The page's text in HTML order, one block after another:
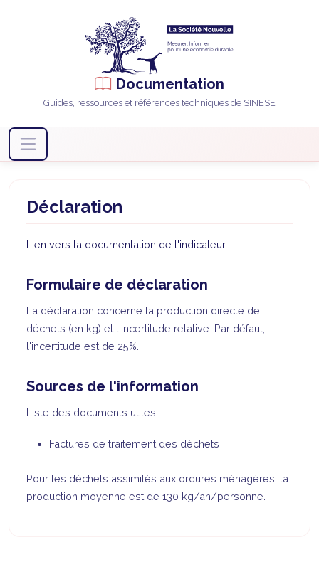
Documentation
Guides, ressources et références techniques de SINESE
Déclaration
Lien vers la documentation de l'indicateur
Formulaire de déclaration
La déclaration concerne la production directe de
déchets (en kg) et l'incertitude relative. Par défaut,
l'incertitude est de 25%.
Sources de l'information
Liste des documents utiles :
Factures de traitement des déchets
Pour les déchets assimilés aux ordures ménagères, la
production moyenne est de 130 kg/an/personne.